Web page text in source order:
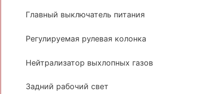
Главный выключатель питания
Регулируемая рулевая колонка
Нейтрализатор выхлопных газов
Задний рабочий свет